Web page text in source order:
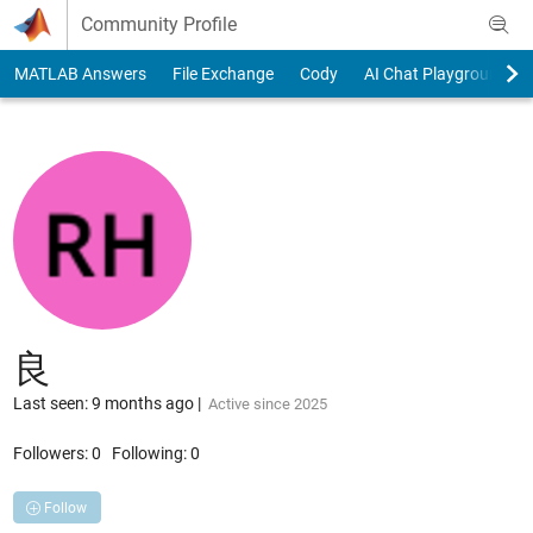
Skip to content
Community Profile
MATLAB Answers File Exchange Cody AI Chat Playground
良
Last seen: 9 months ago| Active since 2025
Followers:0 Following:0
Follow